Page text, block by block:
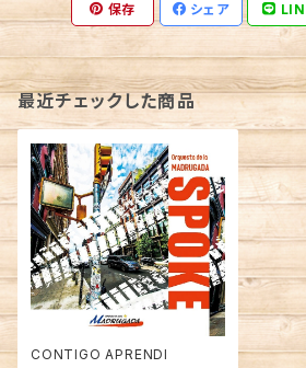
保存 シェア
最近チェックした商品
CONTIGO APRENDI